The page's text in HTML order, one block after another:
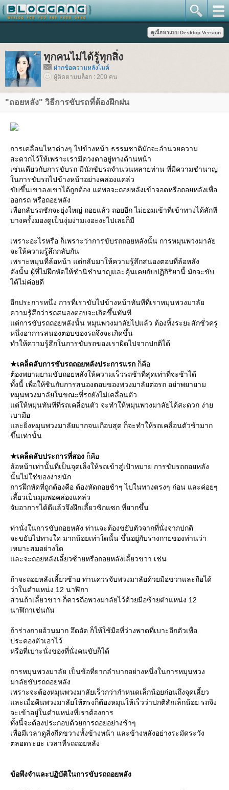
ทุกคนไม่ได้รู้ทุกสิ่ง
ฝากข้อความหลังไมค์
ผู้ติดตามบล็อก : 200 คน
"ถอยหลัง" วิธีการขับรถที่ต้องฝึกฝน
การเคลื่อนไหวต่างๆ ไปข้างหน้า ธรรมชาติมักจะอำนวยความ
สะดวกไว้ให้เพราะเรามีดวงตาอยู่ทางด้านหน้า
เช่นเดียวกับการขับรถ มีนักขับรถจำนวนหลายท่าน ที่มีความชำนาญ
นการขับรถไปข้างหน้าอย่างคล่องแคล่ว
ขับขึ้นเขาลงเขาได้ถูกต้อง แต่พอจะถอยหลังเข้าจอดหรือถอยหลังเพื่อ
ออกรถ หรือถอยหลัง
เพื่อกลับรถชักจะยุ่งใหญ่ ถอยแล้ว ถอยอีก ไม่ยอมเข้าที่เข้าทางได้สักที
บางครั้งมองดูเป็นงุ่มง่ามเงอะงะไปเลยก็มี
เพราะอะไรหรือ ก็เพราะว่าการขับรถถอยหลังนั้น การหมุนพวงมาลั
จะให้ความรู้สึกกลับกัน
เพราะหมุนที่ล้อหน้า แต่กลับมาให้ความรู้สึกสนองตอบที่ล้อหลัง
ดังนั้น ผู้ที่ไม่ฝึกหัดให้ชำนิชำนาญและคุ้นเคยกับปฏิกิริยานี้ มักจะขับ
ได้ไม่ค่อยดี
อีกประการหนึ่ง การที่เราขับไปข้างหน้าทันทีที่เราหมุนพวงมาลั
ความรู้สึกว่ารถสนองตอบจะเกิดขึ้นทันที
ต่การขับรถถอยหลังนั้น หมุนพวงมาลัยไปแล้ว ต้องทิ้งระยะสักชั่วครู่
หนึ่งอาการสนองตอบของรถจึงจะเกิดขึ้น
ทำให้ความรู้สึกในการขับรถของเราผิดไปจากปกติได้
★เคล็ดลับการขับรถถอยหลังประการแรก ก็คือ
ต้องพยามยามขับถอยหลังให้ความเร็วรถช้าที่สุดเท่าที่จะช้าได้
ทั้งนี้ เพื่อให้ชินกับการสนองตอบของพวงมาลัยต่อรถ อย่าพยายาม
หมุนพวงมาลัยในขณะที่รถยังไม่เคลื่อนตัว
ต่ให้หมุนทันทีที่รถเคลื่อนตัว จะทำให้หมุนพวงมาลัยได้สะดวก ง่า
เบามือ
ละยิ่งหมุนพวงมาลัยมากจนเกือบสุด ก็จะทำให้รถเคลื่อนตัวช้ามาก
ขึ้นเท่านั้น
★เคล็ดลับประการที่สอง ก็คือ
ล้อหน้าเท่านั้นที่เป็นจุดเล็งให้รถเข้าสู่เป้าหมาย การขับรถถอยหลัง
นั้นไม่ใช่ของง่ายนัก
การฝึกหัดที่ถูกต้องคือ ต้องหัดถอยช้าๆ ไปในทางตรงๆ ก่อน และค่อยๆ
เลี้ยวเป็นมุมพอคล่องแคล่ว
จับอาการได้ดีแล้วจึงฝึกเลี้ยวซิกแซก ที่ยากขึ้น
ท่านั่งในการขับถอยหลัง ท่านจะต้องขยับตัวจากที่นั่งจากปกติ
จะขยับไปทางใด มากน้อยเท่าใดนั้น ขึ้นอยู่กับร่างกายของท่านว่า
เหมาะสมอย่างใด
ละจะถอยหลังเลี้ยวซ้ายหรือถอยหลังเลี้ยวขวา เช่น
ถ้าจะถอยหลังเลี้ยวซ้าย ท่านควรจับพวงมาลัยด้วยมือขวาและถือได้
ว่าในตำแหน่ง 12 นาฬิกา
ส่วนถ้าเลี้ยวขวา ก็ควรถือพวงมาลัยไว้ด้วยมือซ้ายตำแหน่ง 12
นาฬิกาเช่นกัน
ถ้าร่างกายอ้วนมาก อึดอัด ก็ให้ใช้มือที่ว่างพาดที่เบาะอีกตัวเพื่อ
ประคองตัวเอาไว้
หรือที่เบาะนั่งของที่นั่งคนขับก็ได้
การหมุนพวงมาลัย เป็นข้อที่ยากลำบากอย่างหนึ่งในการหมุนพวง
มาลัยขับรถถอยหลัง
เพราะจะต้องหมุนพวงมาลัยเร็วกว่ากำหนดเล็กน้อยก่อนถึงจุดเลี้ยว
ละเมื่อคืนพวงมาลัยให้ตรงก็ต้องหมุนให้เร็วว่าปกติสักเล็กน้อย รถจึง
จะเข้าอยู่ในตำแหน่งที่เราต้องการ
ทั้งนี้จะต้องประกอบด้วยการถอยอย่างช้าๆ
เพื่อมีเวลาดูสิ่งกีดขวางทั้งข้างหน้า และข้างหลังอย่างระมัดระวัง
ตลอดระยะ เวลาที่รถถอยหลัง
ข้อพึงจำและปฏิบัติในการขับรถถอยหลัง